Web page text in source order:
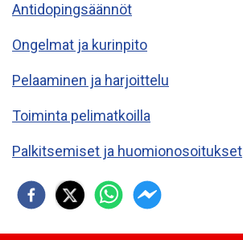
Antidopingsäännöt
Ongelmat ja kurinpito
Pelaaminen ja harjoittelu
Toiminta pelimatkoilla
Palkitsemiset ja huomionosoitukset